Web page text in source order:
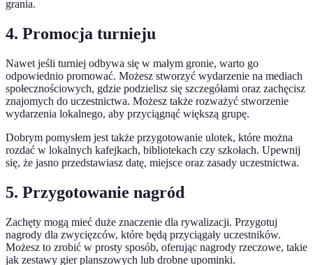
grania.
4. Promocja turnieju
Nawet jeśli turniej odbywa się w małym gronie, warto go
odpowiednio promować. Możesz stworzyć wydarzenie na mediach
społecznościowych, gdzie podzielisz się szczegółami oraz zachęcisz
znajomych do uczestnictwa. Możesz także rozważyć stworzenie
wydarzenia lokalnego, aby przyciągnąć większą grupę.
Dobrym pomysłem jest także przygotowanie ulotek, które można
rozdać w lokalnych kafejkach, bibliotekach czy szkołach. Upewnij
się, że jasno przedstawiasz datę, miejsce oraz zasady uczestnictwa.
5. Przygotowanie nagród
Zachęty mogą mieć duże znaczenie dla rywalizacji. Przygotuj
nagrody dla zwycięzców, które będą przyciągały uczestników.
Możesz to zrobić w prosty sposób, oferując nagrody rzeczowe, takie
jak zestawy gier planszowych lub drobne upominki.